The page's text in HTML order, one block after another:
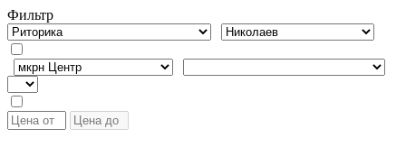
Фильтр